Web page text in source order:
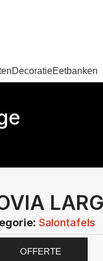
DecoratieEetbanken
Salontafels
OFFERTE